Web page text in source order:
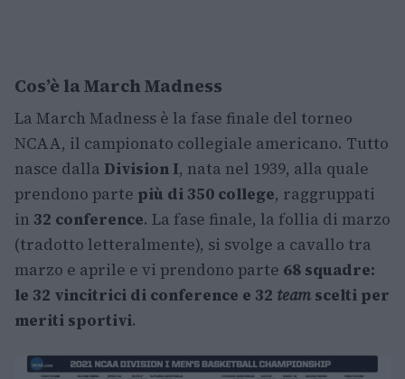
Cos’è la March Madness
La March Madness è la fase finale del torneo
NCAA, il campionato collegiale americano. Tutto
nasce dalla Division I, nata nel 1939, alla quale
prendono parte più di 350 college, raggruppati
in 32 conference. La fase finale, la follia di marzo
(tradotto letteralmente), si svolge a cavallo tra
marzo e aprile e vi prendono parte 68 squadre:
le 32 vincitrici di conference e 32 team scelti per
meriti sportivi.